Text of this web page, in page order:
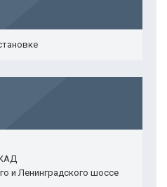
и Ленинградского шоссе